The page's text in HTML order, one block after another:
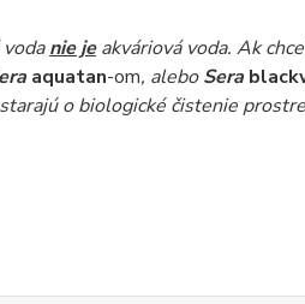
nie je akváriová voda. Ak
aquatan-om, aleboSera
o biologické čistenie